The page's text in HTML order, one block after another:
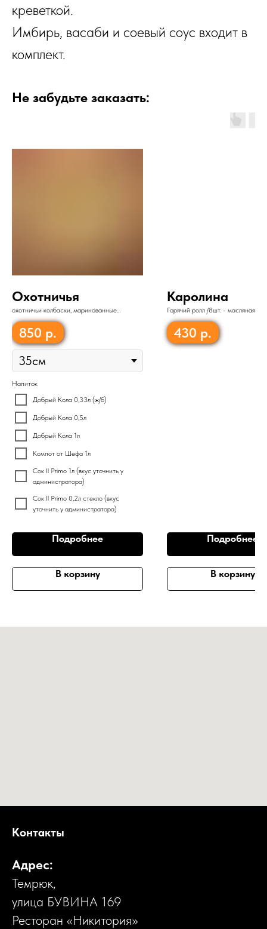
креветкой.
Имбирь, васаби и соевый соус входит в
комплект.
Не забудьте заказать:
Охотничья
охотничьи колбаски, маринованные
огурчики, карамелизованный лук, лук порей,
соус, сыр
850 р.
Напиток
Добрый Кола 0,33л (ж/б)
Добрый Кола 0,5л
Добрый Кола 1л
Компот от Шефа 1л
Сок Il Primo 1л (вкус уточнить у
администратора)
Сок Il Primo 0,2л стекло (вкус
уточнить у администратора)
Подробнее
В корзину
Каролина
Горячий ролл /8шт. - масляная
сливочный сыр, лист салата, рис,
430 р.
Подробнее
В корзину
Контакты
Адрес:
Темрюк,
улица БУВИНА 169
Ресторан «Никитория»